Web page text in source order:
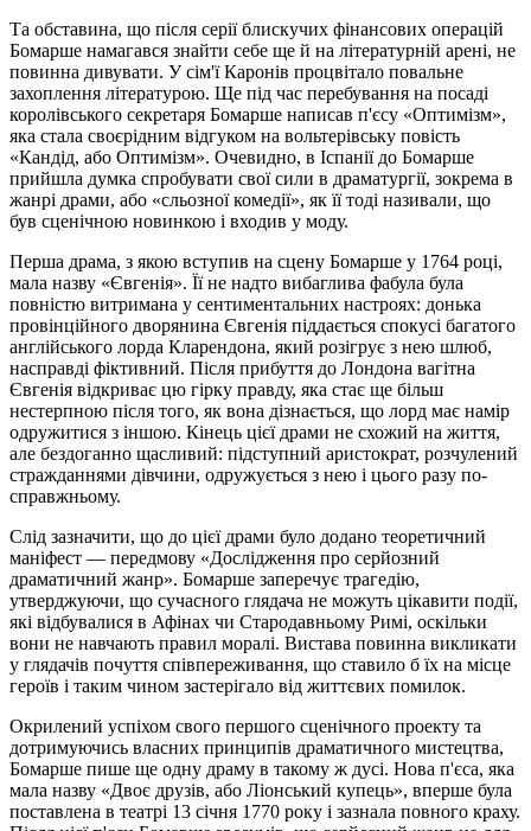
Та обставина, що після серії блискучих фінансових операцій
Бомарше намагався знайти себе ще й на літературній арені, не
повинна дивувати. У сім'ї Каронів процвітало повальне
захоплення літературою. Ще під час перебування на посаді
королівського секретаря Бомарше написав п'єсу «Оптимізм»,
яка стала своєрідним відгуком на вольтерівську повість
«Кандід, або Оптимізм». Очевидно, в Іспанії до Бомарше
прийшла думка спробувати свої сили в драматургії, зокрема в
жанрі драми, або «сльозної комедії», як її тоді називали, що
був сценічною новинкою і входив у моду.
Перша драма, з якою вступив на сцену Бомарше у 1764 році,
мала назву «Євгенія». Її не надто вибаглива фабула була
повністю витримана у сентиментальних настроях: донька
провінційного дворянина Євгенія піддається спокусі багатого
англійського лорда Кларендона, який розігрує з нею шлюб,
насправді фіктивний. Після прибуття до Лондона вагітна
Євгенія відкриває цю гірку правду, яка стає ще більш
нестерпною після того, як вона дізнається, що лорд має намір
одружитися з іншою. Кінець цієї драми не схожий на життя,
але бездоганно щасливий: підступний аристократ, розчулений
стражданнями дівчини, одружується з нею і цього разу по-
справжньому.
Слід зазначити, що до цієї драми було додано теоретичний
маніфест — передмову «Дослідження про серйозний
драматичний жанр». Бомарше заперечує трагедію,
утверджуючи, що сучасного глядача не можуть цікавити події,
які відбувалися в Афінах чи Стародавньому Римі, оскільки
вони не навчають правил моралі. Вистава повинна викликати
у глядачів почуття співпереживання, що ставило б їх на місце
героїв і таким чином застерігало від життєвих помилок.
Окрилений успіхом свого першого сценічного проекту та
дотримуючись власних принципів драматичного мистецтва,
Бомарше пише ще одну драму в такому ж дусі. Нова п'єса, яка
мала назву «Двоє друзів, або Ліонський купець», вперше була
поставлена в театрі 13 січня 1770 року і зазнала повного краху.